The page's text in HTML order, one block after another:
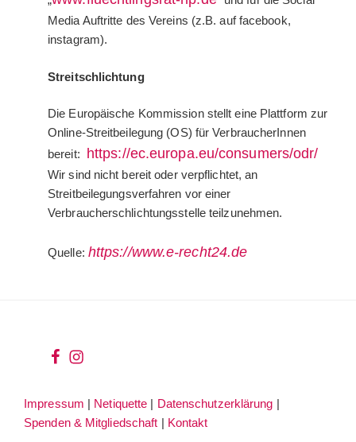
Media Auftritte des Vereins (z.B. auf facebook,
instagram).
Streitschlichtung
Die Europäische Kommission stellt eine Plattform zur
Online-Streitbeilegung (OS) für VerbraucherInnen
bereit:
https://ec.europa.eu/consumers/odr/
Wir sind nicht bereit oder verpflichtet, an
Streitbeilegungsverfahren vor einer
Verbraucherschlichtungsstelle teilzunehmen.
Quelle: https://www.e-recht24.de
wir
facebook
wir
instagram
Impressum | Netiquette | Datenschutzerklärung |
Spenden & Mitgliedschaft | Kontakt